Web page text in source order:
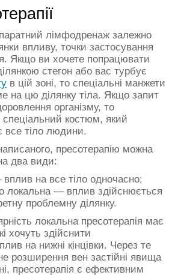
лімфодренаж залежно
впливу, точки застосування
Якщо ви хочете попрацювати
стегон або вас турбує
в цій зоні, то спеціальні манжети
на цю ділянку тіла. Якщо запит
організму, то
спеціальний костюм, який
все тіло людини.
пресотерапію можна
два види:
вплив на все тіло одночасно;
локальна — вплив здійснюється
проблемну ділянку.
локальна пресотерапія має
хочуть здійснити
на нижні кінцівки. Через те
розширення вен застійні явища
пресотерапія є ефективним